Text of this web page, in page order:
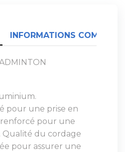
INFORMATIONS
pour une prise en
pour une
Qualité du cordage
pour assurer une